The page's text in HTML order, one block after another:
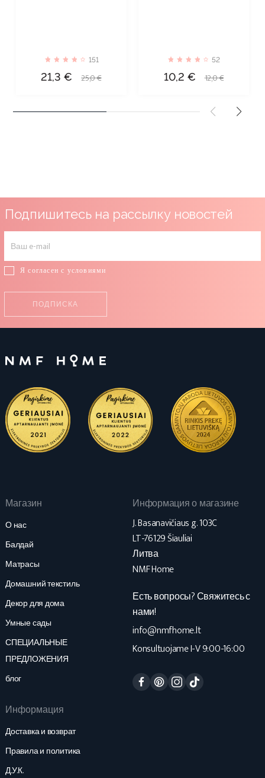
151
Цена
21,3 €
Обычная
25,0 €
52
Цена
10,2 €
Обычная
12,0 €
Подпишитесь на рассылку новостей
Я согласен с условиями
Магазин
О нас
Балдай
Матрасы
Домашний текстиль
Декор для дома
Умные сады
СПЕЦИАЛЬНЫЕ
ПРЕДЛОЖЕНИЯ
блог
Информация
Доставка и возврат
Правила и политика
Д.У.К.
Информация о магазине
J. Basanavičiaus g. 103C
LT-76129 Šiauliai
Литва
NMF Home
Есть вопросы? Свяжитесь с
нами!
info@nmfhome.lt
Konsultuojame I-V 9:00-16:00
FacebookPinterestInstagram